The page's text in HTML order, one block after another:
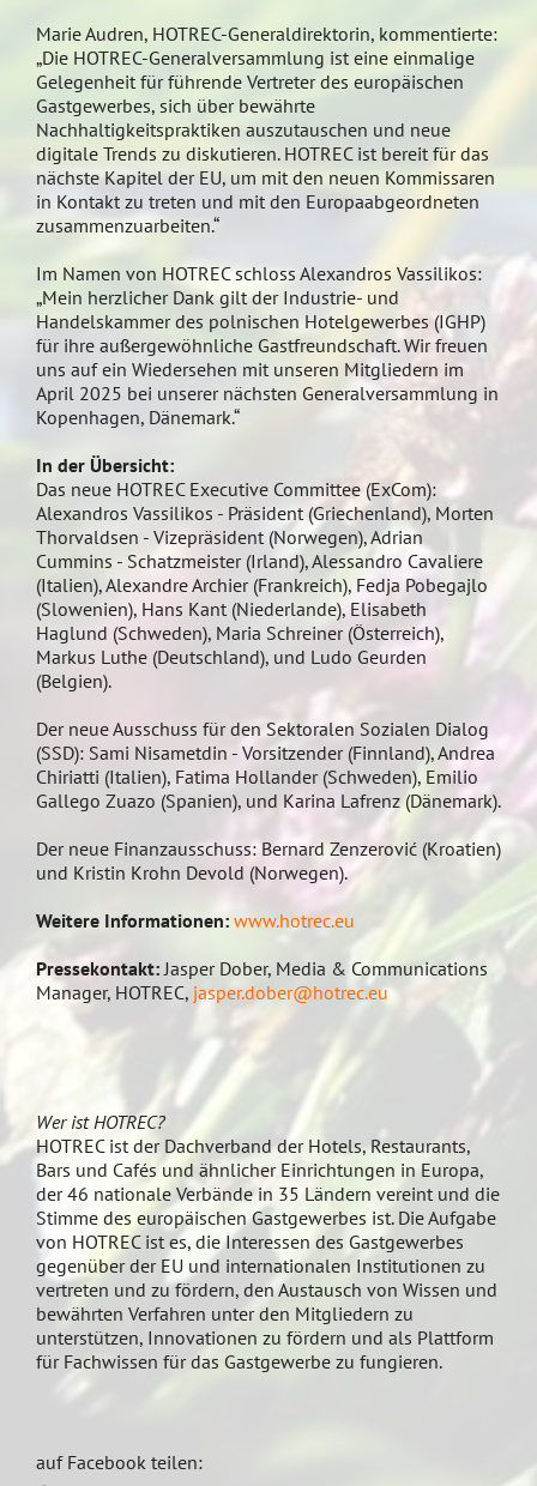
Marie Audren, HOTREC-Generaldirektorin, kommentierte:
„Die HOTREC-Generalversammlung ist eine einmalige
Gelegenheit für führende Vertreter des europäischen
Gastgewerbes, sich über bewährte
Nachhaltigkeitspraktiken auszutauschen und neue
digitale Trends zu diskutieren. HOTREC ist bereit für das
nächste Kapitel der EU, um mit den neuen Kommissaren
in Kontakt zu treten und mit den Europaabgeordneten
zusammenzuarbeiten.“
Im Namen von HOTREC schloss Alexandros Vassilikos:
„Mein herzlicher Dank gilt der Industrie- und
Handelskammer des polnischen Hotelgewerbes (IGHP)
für ihre außergewöhnliche Gastfreundschaft. Wir freuen
uns auf ein Wiedersehen mit unseren Mitgliedern im
April 2025 bei unserer nächsten Generalversammlung in
Kopenhagen, Dänemark.“
In der Übersicht:
Das neue HOTREC Executive Committee (ExCom):
Alexandros Vassilikos - Präsident (Griechenland), Morten
Thorvaldsen - Vizepräsident (Norwegen), Adrian
Cummins - Schatzmeister (Irland), Alessandro Cavaliere
(Italien), Alexandre Archier (Frankreich), Fedja Pobegajlo
(Slowenien), Hans Kant (Niederlande), Elisabeth
Haglund (Schweden), Maria Schreiner (Österreich),
Markus Luthe (Deutschland), und Ludo Geurden
(Belgien).
Der neue Ausschuss für den Sektoralen Sozialen Dialog
(SSD): Sami Nisametdin - Vorsitzender (Finnland), Andrea
Chiriatti (Italien), Fatima Hollander (Schweden), Emilio
Gallego Zuazo (Spanien), und Karina Lafrenz (Dänemark).
Der neue Finanzausschuss: Bernard Zenzerović (Kroatien)
und Kristin Krohn Devold (Norwegen).
Weitere Informationen: www.hotrec.eu
Pressekontakt:Jasper Dober, Media & Communications
Manager, HOTREC, jasper.dober@hotrec.eu
Wer ist HOTREC?
HOTREC ist der Dachverband der Hotels, Restaurants,
Bars und Cafés und ähnlicher Einrichtungen in Europa,
der 46 nationale Verbände in 35 Ländern vereint und die
Stimme des europäischen Gastgewerbes ist. Die Aufgabe
von HOTREC ist es, die Interessen des Gastgewerbes
gegenüber der EU und internationalen Institutionen zu
vertreten und zu fördern, den Austausch von Wissen und
bewährten Verfahren unter den Mitgliedern zu
unterstützen, Innovationen zu fördern und als Plattform
für Fachwissen für das Gastgewerbe zu fungieren.
auf Facebook teilen: